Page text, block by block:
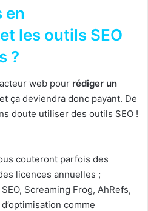
en
les outils SEO
?
web pour rédiger un
et ça deviendra donc payant. De
doute utiliser des outils SEO !
couteront parfois des
licences annuelles ;
Screaming Frog, AhRefs,
comme